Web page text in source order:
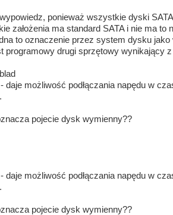
ponieważ wszystkie dyski
założenia ma standard SATA i nie ma to
to oznaczenie przez system dysku jako
programowy drugi sprzętowy wynikający
daje możliwość podłączania napędu w
pojecie dysk wymienny??
daje możliwość podłączania napędu w
pojecie dysk wymienny??